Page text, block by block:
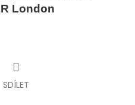
London
SDÍLET